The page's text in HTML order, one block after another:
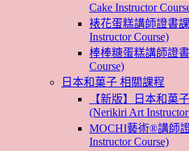
Cake Instructor
裱花蛋糕講師證書
Instructor Course)
棒棒糖蛋糕講師證書
Course)
日本和菓子 相關課程
【新版】日本和菓
(Nerikiri Art
MOCHI藝術®講師
Instructor Course)